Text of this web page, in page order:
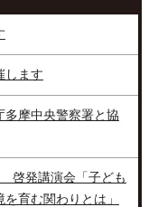
します
多摩中央警察署と協
発講演会「子ども
育む関わりとは」